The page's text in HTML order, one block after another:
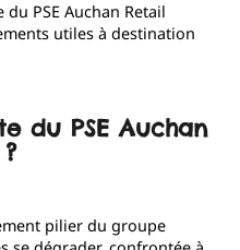
PSE Auchan Retail
utiles à destination
pilier du groupe